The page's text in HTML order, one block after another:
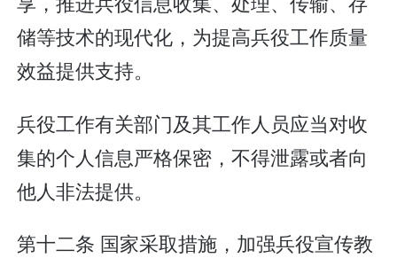
储等技术的现代化，为提高兵役工作质量
效益提供支持。
兵役工作有关部门及其工作人员应当对收
集的个人信息严格保密，不得泄露或者向
他人非法提供。
第十二条 国家采取措施，加强兵役宣传教